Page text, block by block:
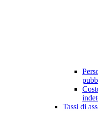
Tassi di